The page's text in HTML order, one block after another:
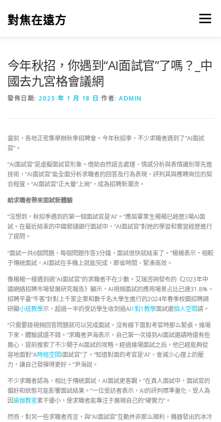
對焦在遠方 選單
今年秋招，你遇到“AI面試官”了嗎？_中
國去九宮格會議網
發佈日期: 2025 年 1 月 18 日 作者: ADMIN
當前，各地正密集舉辦秋季招聘會。今年秋招季，不少求職者遇到了“AI面試
官”。
“AI面試官”是虛擬面試官形象。借助自然語言處理、情感分析與表情識別等先進
技術，“AI面試官”能全面分析求職者的回答及行為表現，評判其與應聘崗位的契
合程度。“AI面試官”正大量“上崗”，成為招聘新潮流。
給求職者帶來面試新體驗
“沒想到，秋招季遇到的第一個面試官是‘AI’。”應屆畢業生楊楊已經歷3場AI面
試。在最近結束的中國郵儲銀行面試中，“AI面試官”對她的學習和實習經歷進行
了提問。
“面試一共6個問題，每個問題作答3分鐘，面試很快就結束了。”楊楊表示，相較
于傳統面試，AI面試在手機上就能完成，節省時間、緊湊高效。
像楊楊一樣遇到過“AI面試官”的求職者不在少數。艾瑞咨詢發布的《2023年中
國網絡招聘市場發展研究報告》顯示，AI視頻面試的應用場景占比已達31.8%。
招聘平臺“牛客”針對上千家企業和數千名大學生進行的2024年春季校園招聘調
研顯小班教學示，超過一半的受訪學生收到過AI1對1教學面試邀個人空間請。
“只需要錄視頻回答問題就可以完成面試，沒有線下面對考官時那么緊張。幾場
下來，體驗感還不錯。”求職者尹海表示，自己第一次接到AI面試邀請時還有些
擔心，提前搜索了不少關于AI面試的攻略。經過幾場面試之后，他已經能夠從
容地面對“A時租空間I面試官”了。“知道對面的考官是‘AI’，會減少心理上的壓
力，讓自己發揮得更好。”尹海說。
不少求職者認為，相比于傳統面試，AI面試更客觀。“在真人面試中，面試官的
偏好和狀態可能影響面試結果。”一位受訪者表示，AI的評判標準量化、受人為
因瑜伽教室素干擾小，使求職者能專注于展現自己的“硬實力”。
然而，對另一些求職者而言，與“AI面試官”互動并非那么順利。機器發出的冰冷